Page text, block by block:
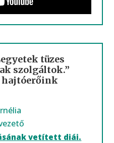
tüzes
szolgáltok.”
hajtóerőink
vetített diái.